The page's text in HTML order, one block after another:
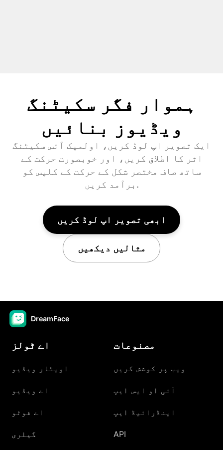
ہموار فگر سکیٹنگ
ویڈیوز بنائیں
ایک تصویر اپ لوڈ کریں، اولمپک آئس سکیٹنگ
اثر کا اطلاق کریں، اور خوبصورت حرکت کے
ساتھ صاف مختصر شکل کے حرکت کے کلپس کو
برآمد کریں.
ابھی تصویر اپ لوڈ کریں
مثالیں دیکھیں
DreamFace
اے ٹولز
اویٹار ویڈیو
اے ویڈیو
اے فوٹو
گیلری
مصنوعات
ویب پر کوشش کریں
آئی او ایس ایپ
اینڈرائیڈ ایپ
API